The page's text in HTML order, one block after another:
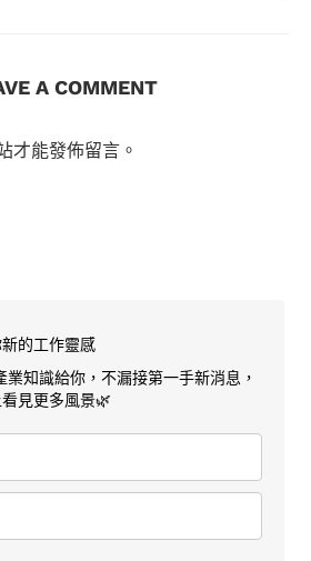
A COMMENT
才能發佈留言。
的工作靈感
知識給你，不漏接第一手新消息，
見更多風景🌿